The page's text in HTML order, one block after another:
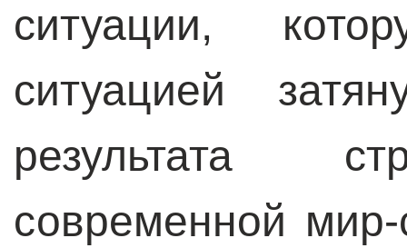
ситуации,
ситуацией
результата
современной